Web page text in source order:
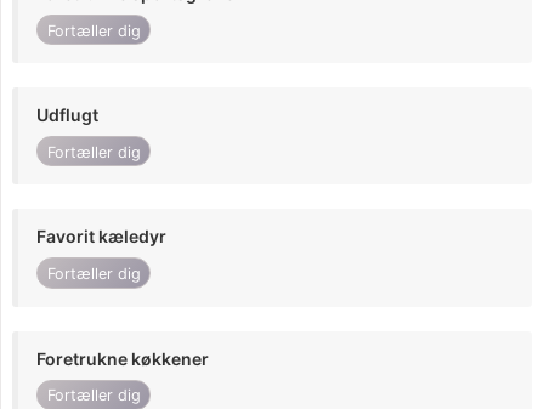
Fortæller dig
Udflugt
Fortæller dig
Favorit kæledyr
Fortæller dig
Foretrukne køkkener
Fortæller dig